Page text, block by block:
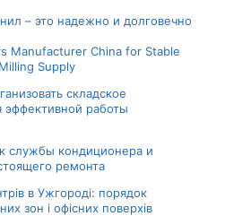
– это надежно и долговечно
Manufacturer China for Stable
Supply
складское
эффективной работы
службы кондиционера и
ремонта
в Ужгороді: порядок
зон і офісних поверхів